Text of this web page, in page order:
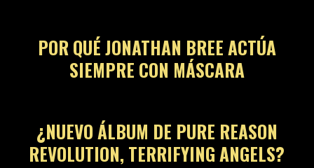
POR QUÉ JONATHAN BREE ACTÚA
SIEMPRE CON MÁSCARA
¿NUEVO ÁLBUM DE PURE REASON
REVOLUTION, TERRIFYING ANGELS?